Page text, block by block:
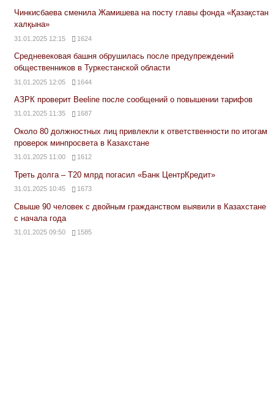
Чинкисбаева сменила Жамишева на посту главы фонда «Қазақстан
халқына»
31.01.2025 12:15 1624
Средневековая башня обрушилась после предупреждений
общественников в Туркестанской области
31.01.2025 12:05 1644
АЗРК проверит Beeline после сообщений о повышении тарифов
31.01.2025 11:35 1687
Около 80 должностных лиц привлекли к ответственности по итогам
проверок минпросвета в Казахстане
31.01.2025 11:00 1612
Треть долга – Т20 млрд погасил «Банк ЦентрКредит»
31.01.2025 10:45 1673
Свыше 90 человек с двойным гражданством выявили в Казахстане
с начала года
31.01.2025 09:50 1585